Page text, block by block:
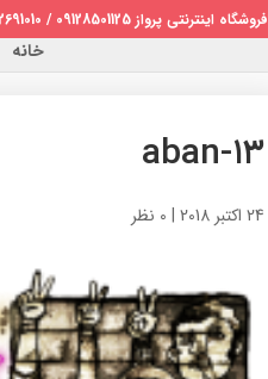
فروشگاه اینترنتی پرواز 09128501125 / 02122691010
خانه
۱۳-aban
24 اکتبر 2018 | 0 نظر